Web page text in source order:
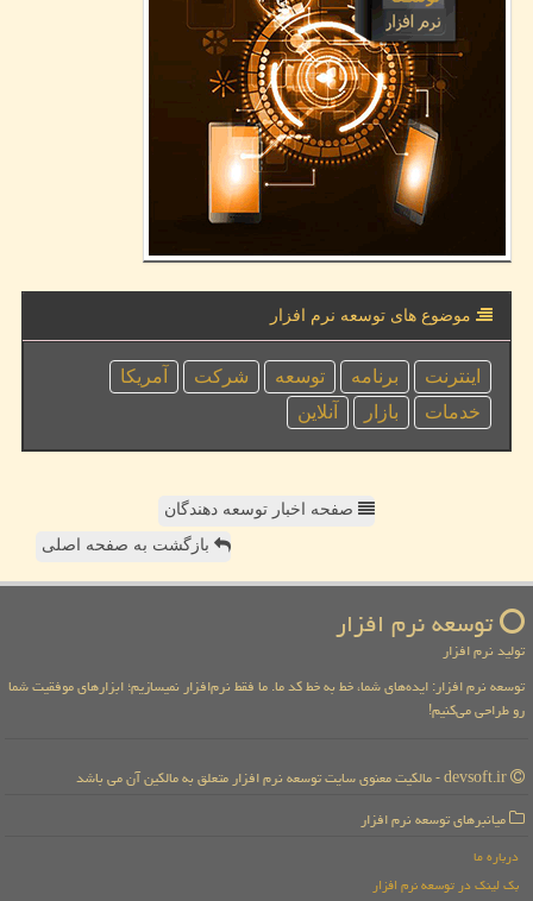
موضوع های توسعه نرم افزار
اینترنت برنامه توسعه شركت
آمریكا
خدمات
بازار آنلاین
صفحه اخبار توسعه دهندگان
بازگشت به صفحه اصلی
توسعه نرم افزار
تولید نرم افزار
توسعه نرم افزار: ایده‌های شما، خط به خط کد ما. ما فقط نرم‌افزار نمیسازیم؛ ابزارهای موفقیت شما
رو طراحی می‌کنیم!
میانبرهای توسعه نرم افزار
درباره ما
بک لینک در توسعه نرم افزار